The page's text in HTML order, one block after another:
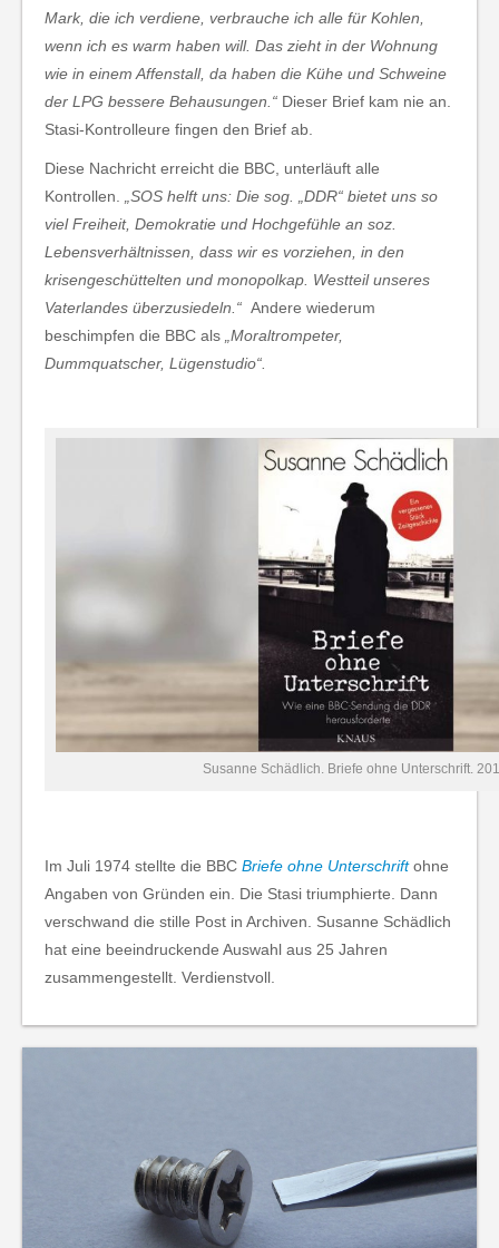
Mark, die ich verdiene, verbrauche ich alle für Kohlen,
wenn ich es warm haben will. Das zieht in der Wohnung
wie in einem Affenstall, da haben die Kühe und Schweine
der LPG bessere Behausungen.“ Dieser Brief kam nie an.
Stasi-Kontrolleure fingen den Brief ab.
Diese Nachricht erreicht die BBC, unterläuft alle
Kontrollen.
„SOS helft uns: Die sog. „DDR“ bietet uns so
viel Freiheit, Demokratie und Hochgefühle an soz.
Lebensverhältnissen, dass wir es vorziehen, in den
krisengeschüttelten und monopolkap. Westteil unseres
Vaterlandes überzusiedeln.“ Andere wiederum
beschimpfen die BBC als „Moraltrompeter,
Dummquatscher, Lügenstudio“.
Susanne Schädlich. Briefe ohne Unterschrift.
Im Juli 1974 stellte die BBC Briefe ohne Unterschrift ohne
Angaben von Gründen ein. Die Stasi triumphierte. Dann
verschwand die stille Post in Archiven. Susanne Schädlich
hat eine beeindruckende Auswahl aus 25 Jahren
zusammengestellt. Verdienstvoll.